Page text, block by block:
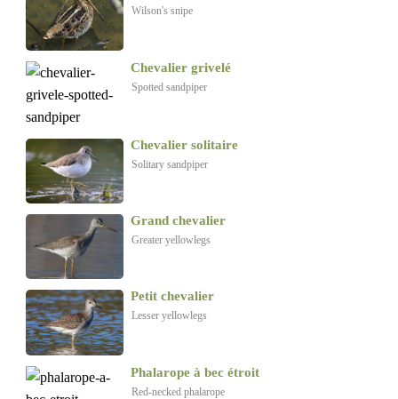
Wilson's snipe
Chevalier grivelé
Spotted sandpiper
Chevalier solitaire
Solitary sandpiper
Grand chevalier
Greater yellowlegs
Petit chevalier
Lesser yellowlegs
Phalarope à bec étroit
Red-necked phalarope